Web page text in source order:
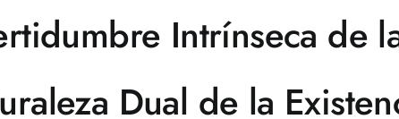
Intrínseca de
Dual de la